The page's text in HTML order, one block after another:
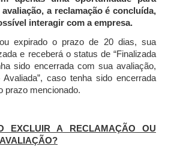
a reclamação é concluída,
interagir com a empresa.
expirado o prazo de 20 dias, sua
e receberá o status de “Finalizada
sido encerrada com sua avaliação,
Avaliada”, caso tenha sido encerrada
prazo mencionado.
EXCLUIR A RECLAMAÇÃO OU